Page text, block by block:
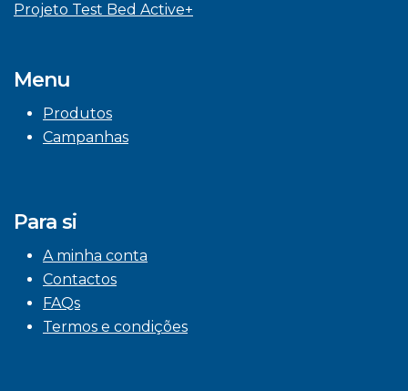
Projeto Test Bed Active+
Menu
Produtos
Campanhas
Para si
A minha conta
Contactos
FAQs
Termos e condições